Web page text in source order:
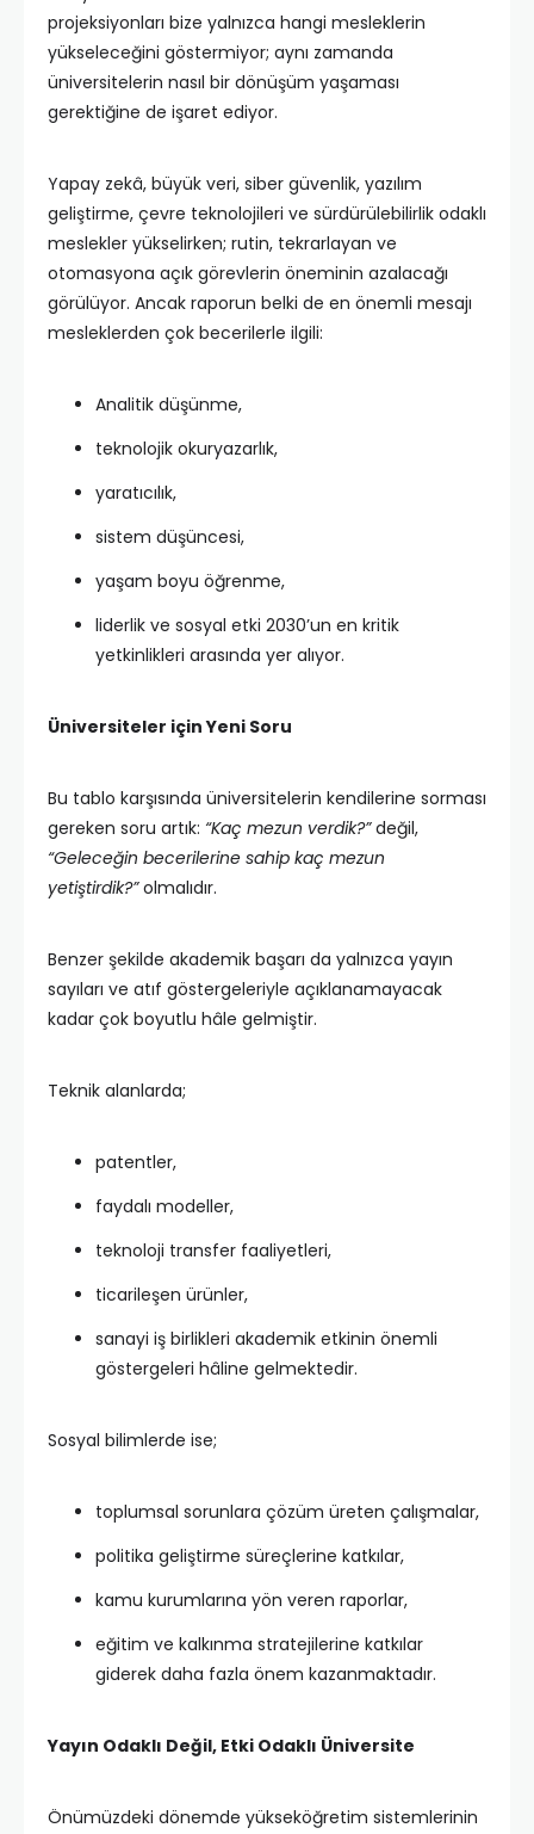
projeksiyonları bize yalnızca hangi mesleklerin
yükseleceğini göstermiyor; aynı zamanda
üniversitelerin nasıl bir dönüşüm yaşaması
gerektiğine de işaret ediyor.
Yapay zekâ, büyük veri, siber güvenlik, yazılım
geliştirme, çevre teknolojileri ve sürdürülebilirlik odaklı
meslekler yükselirken; rutin, tekrarlayan ve
otomasyona açık görevlerin öneminin azalacağı
görülüyor. Ancak raporun belki de en önemli mesajı
mesleklerden çok becerilerle ilgili:
Analitik düşünme,
teknolojik okuryazarlık,
yaratıcılık,
sistem düşüncesi,
yaşam boyu öğrenme,
liderlik ve sosyal etki 2030’un en kritik
yetkinlikleri arasında yer alıyor.
Üniversiteler için Yeni Soru
Bu tablo karşısında üniversitelerin kendilerine sorması
gereken soru artık: “Kaç mezun verdik?”değil,
“Geleceğin becerilerine sahip kaç mezun
yetiştirdik?”olmalıdır.
Benzer şekilde akademik başarı da yalnızca yayın
sayıları ve atıf göstergeleriyle açıklanamayacak
kadar çok boyutlu hâle gelmiştir.
Teknik alanlarda;
patentler,
faydalı modeller,
teknoloji transfer faaliyetleri,
ticarileşen ürünler,
sanayi iş birlikleri akademik etkinin önemli
göstergeleri hâline gelmektedir.
Sosyal bilimlerde ise;
toplumsal sorunlara çözüm üreten çalışmalar,
politika geliştirme süreçlerine katkılar,
kamu kurumlarına yön veren raporlar,
eğitim ve kalkınma stratejilerine katkılar
giderek daha fazla önem kazanmaktadır.
Yayın Odaklı Değil, Etki Odaklı Üniversite
Önümüzdeki dönemde yükseköğretim sistemlerinin